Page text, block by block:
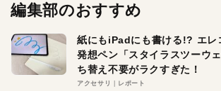
編集部のおすすめ
紙にもiPadにも書ける!? エレ
発想ペン「スタイラスツーウ
ち替え不要がラクすぎた！
アクセサリ レポート